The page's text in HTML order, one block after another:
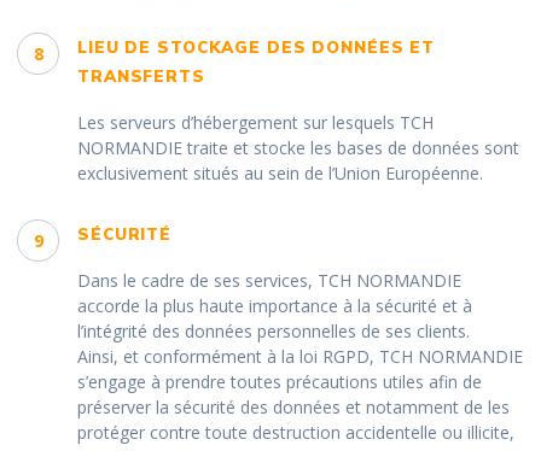
8
LIEU DE STOCKAGE DES DONNÉES ET
TRANSFERTS
Les serveurs d’hébergement sur lesquels TCH
NORMANDIE traite et stocke les bases de données sont
exclusivement situés au sein de l’Union Européenne.
9 SÉCURITÉ
Dans le cadre de ses services, TCH NORMANDIE
accorde la plus haute importance à la sécurité et à
l’intégrité des données personnelles de ses clients.
Ainsi, et conformément à la loi RGPD, TCH NORMANDIE
s’engage à prendre toutes précautions utiles afin de
préserver la sécurité des données et notamment de les
protéger contre toute destruction accidentelle ou illicite,